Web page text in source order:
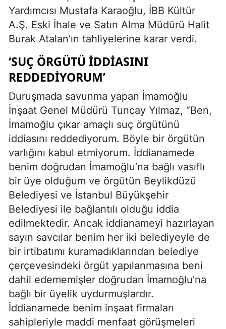
Yardımcısı Mustafa Karaoğlu, İBB Kültür
A.Ş. Eski İhale ve Satın Alma Müdürü Halit
Burak Atalan’ın tahliyelerine karar verdi.
‘SUÇ ÖRGÜTÜ İDDİASINI
REDDEDİYORUM’
Duruşmada savunma yapan İmamoğlu
İnşaat Genel Müdürü Tuncay Yılmaz, “Ben,
İmamoğlu çıkar amaçlı suç örgütünü
iddiasını reddediyorum. Böyle bir örgütün
varlığını kabul etmiyorum. İddianamede
benim doğrudan İmamoğlu’na bağlı vasıflı
bir üye olduğum ve örgütün Beylikdüzü
Belediyesi ve İstanbul Büyükşehir
Belediyesi ile bağlantılı olduğu iddia
edilmektedir. Ancak iddianameyi hazırlayan
sayın savcılar benim her iki belediyeyle de
bir irtibatımı kuramadıklarından belediye
çerçevesindeki örgüt yapılanmasına beni
dahil edememişler doğrudan İmamoğlu’na
bağlı bir üyelik uydurmuşlardır.
İddianamede benim inşaat firmaları
sahipleriyle maddi menfaat görüşmeleri